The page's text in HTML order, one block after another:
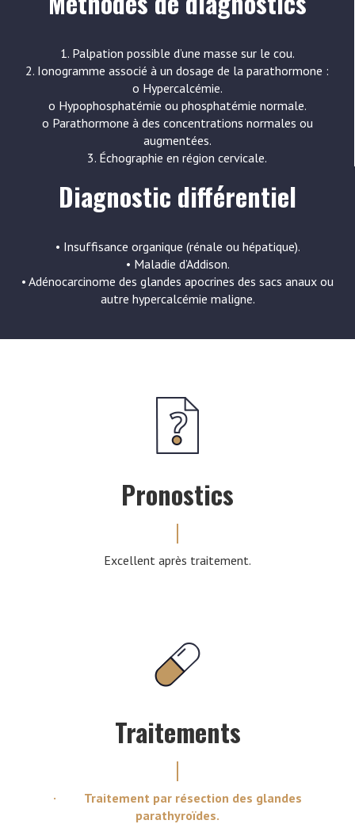
1. Palpation possible d’une masse sur le cou.
2. Ionogramme associé à un dosage de la parathormone :
o Hypercalcémie.
o Hypophosphatémie ou phosphatémie normale.
o Parathormone à des concentrations normales ou
augmentées.
3. Échographie en région cervicale.
Diagnostic différentiel
• Insuffisance organique (rénale ou hépatique).
• Maladie d’Addison.
• Adénocarcinome des glandes apocrines des sacs anaux ou
autre hypercalcémie maligne.
Pronostics
Excellent après traitement.
Traitements
· Traitement par résection des glandes
parathyroïdes.